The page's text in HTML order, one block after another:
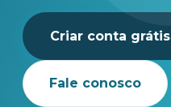
Criar conta grátis
Fale conosco